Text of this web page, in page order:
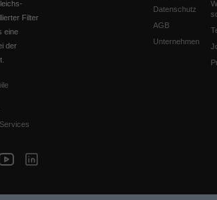
Filter
eine
der
Datenschutz
AGB
Unternehmen